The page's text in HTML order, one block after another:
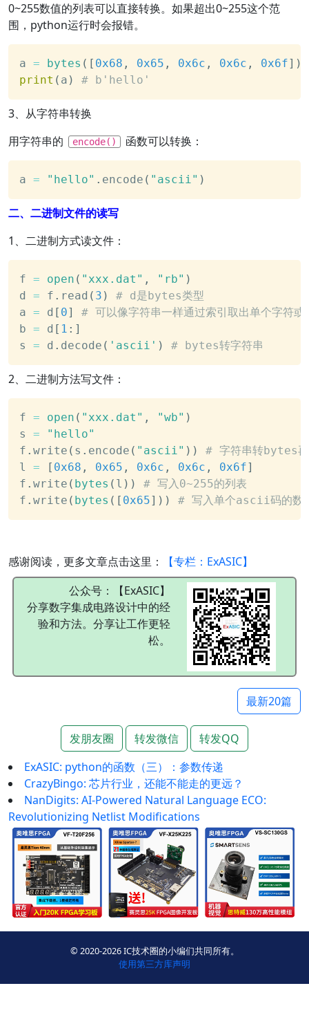
0~255数值的列表可以直接转换。如果超出0~255这个范
围，python运行时会报错。
a = bytes ( [ 0x68 , 0x65 , 0x6c , 0x6c , 0x6f] )
print ( a ) # b'hello'
3、从字符串转换
用字符串的
encode() 函数可以转换：
a = "hello" . encode ( "ascii" )
二、二进制文件的读写
1、二进制方式读文件：
f = open ( "xxx.dat" , "rb" )
d = f . read ( 3 )
# d是bytes类型
a = d [ 0]
# 可以像字符串一样通过索引取出单个字符或
b = d [ 1 : ]
s = d . decode ( 'ascii' ) # bytes转字符串
2、二进制方法写文件：
f = open ( "xxx.dat" , "wb" )
s =
"hello"
f . write ( s . encode ( "ascii" ) )
# 字符串转bytes
l = [ 0x68 , 0x65 , 0x6c , 0x6c , 0x6f]
f . write ( bytes ( l ) )
# 写入0~255的列表
f . write ( bytes ( [ 0x65] ) ) # 写入单个ascii码的数
感谢阅读，更多文章点击这里：
【专栏：ExASIC】
公众号：【ExASIC】
分享数字集成电路设计中的经
验和方法。分享让工作更轻
松。
最新20篇
发朋友圈 转发微信
转发QQ
ExASIC: python的函数（三）：参数传递
CrazyBingo: 芯片行业，还能不能走的更远？
NanDigits: AI-Powered Natural Language ECO:
Revolutionizing Netlist Modifications
© 2020-2026 IC技术圈的小编们共同所有。
使用第三方库声明